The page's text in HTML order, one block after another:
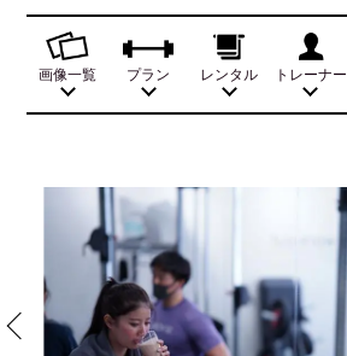
画像一覧 プラン レンタル トレーナー